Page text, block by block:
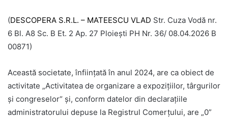
(DESCOPERA S.R.L. – MATEESCU VLAD Str. Cuza Vodă nr.
6 Bl. A8 Sc. B Et. 2 Ap. 27 Ploiești PH Nr. 36/ 08.04.2026 B
00871)
Această societate, înființată în anul 2024, are ca obiect de
activitate „Activitatea de organizare a expozițiilor, târgurilor
și congreselor“ și, conform datelor din declarațiile
administratorului depuse la Registrul Comerțului, are „0”